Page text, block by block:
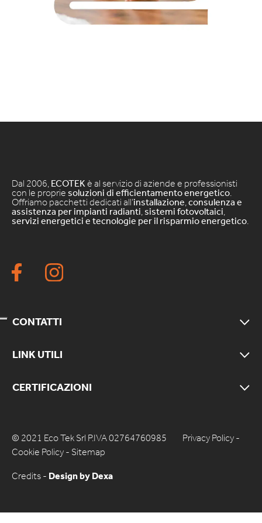
Dal 2006, ECOTEK è al servizio di aziende e professionisti
con le proprie soluzioni di efficientamento energetico
Offriamo pacchetti dedicati all’installazione consulenza e
assistenza per impianti radianti sistemi fotovoltaici
servizi energetici e tecnologie per il risparmio energetico
CONTATTI
LINK UTILI
CERTIFICAZIONI
© 2021 Eco Tek Srl P.IVA 02764760985 Privacy Policy -
Cookie Policy - Sitemap
Credits - Design by Dexa